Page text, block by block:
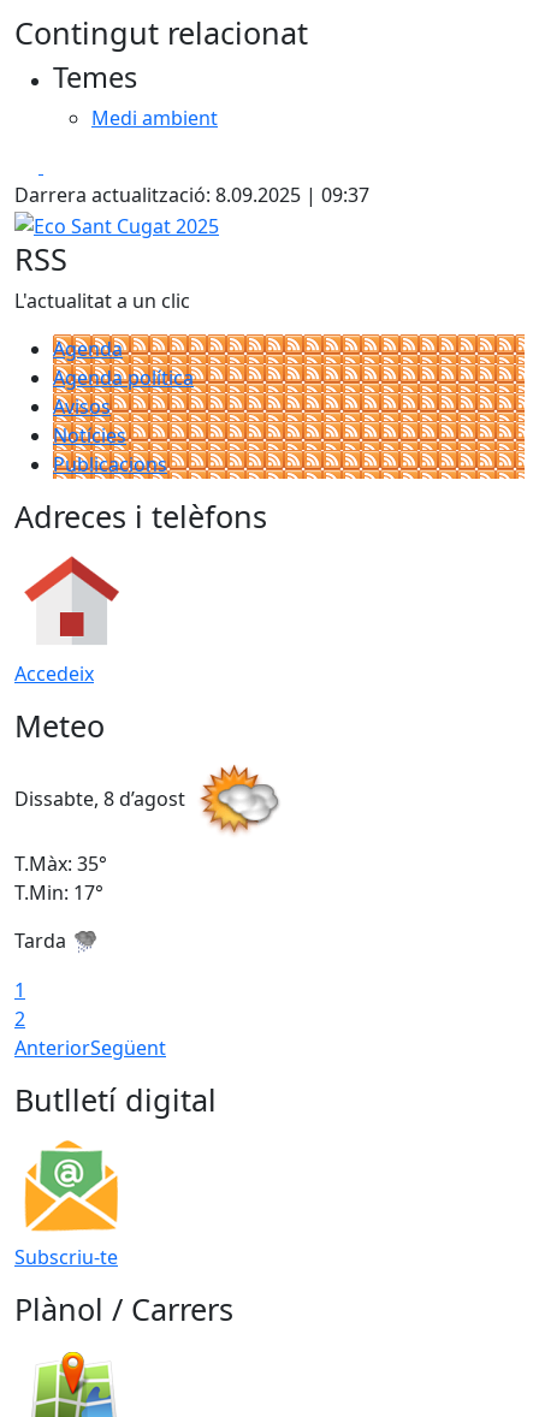
Contingut relacionat
Temes
Medi ambient
Darrera actualització: 8.09.2025 | 09:37
Eco Sant Cugat 2025
RSS
L'actualitat a un clic
Agenda
Agenda política
Avisos
Notícies
Publicacions
Adreces i telèfons
Accedeix
Meteo
Dissabte, 8 d’agost
T.Màx: 35°
T.Min: 17°
Tarda
1
2
AnteriorSegüent
Butlletí digital
Subscriu-te
Plànol / Carrers